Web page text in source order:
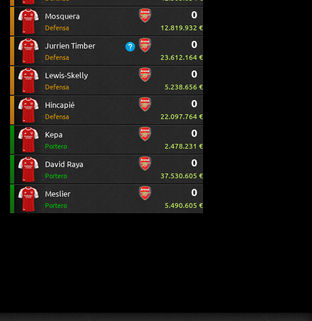
Mosquera
Defensa
0
12.819.932 €
Jurrien Timber
Defensa
0
23.612.164 €
Lewis-Skelly
Defensa
0
5.238.656 €
Hincapié
Defensa
0
22.097.764 €
Kepa
Portero
0
2.478.231 €
David Raya
Portero
0
37.530.605 €
Meslier
Portero
0
5.490.605 €